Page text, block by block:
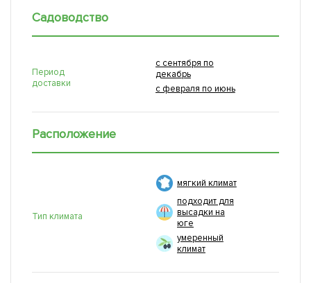
Садоводство
Период
доставки
с сентября по
декабрь
с февраля по июнь
Расположение
Тип климата
мягкий климат
подходит для
высадки на
юге
умеренный
климат